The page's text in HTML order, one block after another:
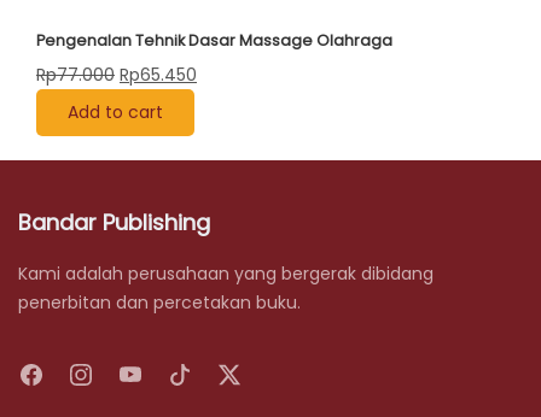
Pengenalan Tehnik Dasar Massage Olahraga
Rp77.000 Original
price
was:
Rp77.000.
Rp65.450
Rp65.450.
Add to cart
Bandar Publishing
Kami adalah perusahaan yang bergerak dibidang
penerbitan dan percetakan buku.